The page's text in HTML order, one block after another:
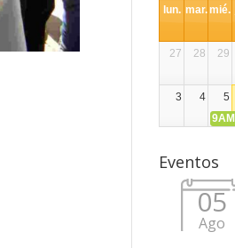
lun. mar.mié.
27
28 29
3
4 5
9AM
17 18 19
25 26
Eventos
05
Ago